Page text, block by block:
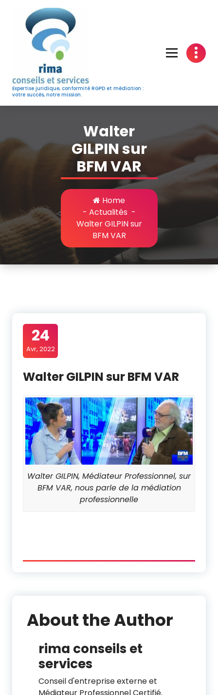
content
Expertise juridique, conformité RGPD et médiation :
votre succès, notre mission.
Walter
GILPIN sur
BFM VAR
Home
- Actualités-
Walter GILPIN sur
BFM VAR
24
Avr, 2022
Walter GILPIN sur BFM VAR
Walter GILPIN, Médiateur Professionnel, sur
BFM VAR, nous parle de la médiation
professionnelle
About the Author
rima conseils et
services
Conseil d'entreprise externe et